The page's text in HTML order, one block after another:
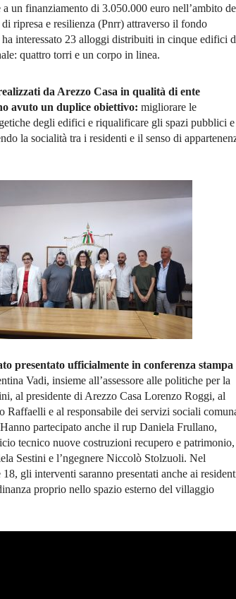
a un finanziamento di 3.050.000 euro nell’ambito
ripresa e resilienza (Pnrr) attraverso il fondo
ha interessato 23 alloggi distribuiti in cinque edifici
quattro torri e un corpo in linea.
da Arezzo Casa in qualità di ente
avuto un duplice obiettivo: migliorare le
degli edifici e riqualificare gli spazi pubblici e
la socialità tra i residenti e il senso di
presentato ufficialmente in conferenza stampa
Vadi, insieme all’assessore alle politiche per la
al presidente di Arezzo Casa Lorenzo Roggi, al
Raffaelli e al responsabile dei servizi sociali
partecipato anche il rup Daniela Frullano,
tecnico nuove costruzioni recupero e patrimonio,
Sestini e l’ngegnere Niccolò Stolzuoli. Nel
gli interventi saranno presentati anche ai
proprio nello spazio esterno del villaggio